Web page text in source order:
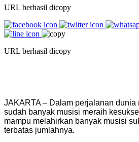
URL berhasil dicopy
URL berhasil dicopy
JAKARTA – Dalam perjalanan dunia
sudah banyak musisi meraih
mampu melahirkan banyak musisi
terbatas jumlahnya.